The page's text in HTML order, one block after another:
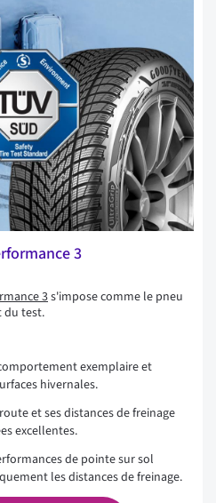
3
3s'impose comme le pneu
du test.
exemplaire et
hivernales.
et ses distances de freinage
excellentes.
de pointe sur sol
les distances de freinage.